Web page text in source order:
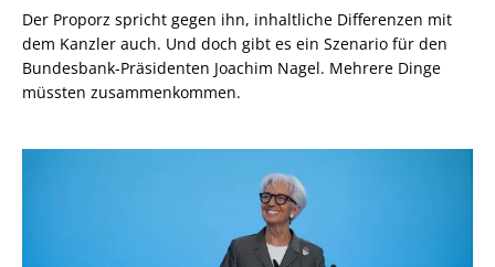
Der Proporz spricht gegen ihn, inhaltliche Differenzen mit
dem Kanzler auch. Und doch gibt es ein Szenario für den
Bundesbank-Präsidenten Joachim Nagel. Mehrere Dinge
müssten zusammenkommen.